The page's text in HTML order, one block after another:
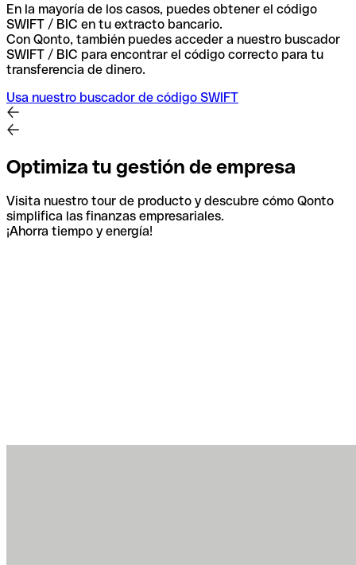
En la mayoría de los casos, puedes obtener el código
SWIFT / BIC en tu extracto bancario.
Con Qonto, también puedes acceder a nuestro buscador
SWIFT / BIC para encontrar el código correcto para tu
transferencia de dinero.
Usa nuestro buscador de código SWIFT
Optimiza tu gestión de empresa
Visita nuestro tour de producto y descubre cómo Qonto
simplifica las finanzas empresariales.
¡Ahorra tiempo y energía!